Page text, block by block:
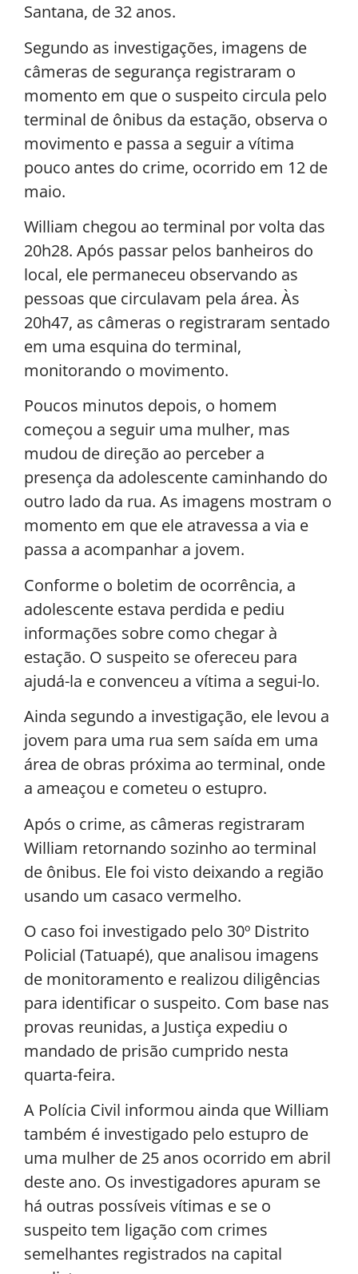
Santana, de 32 anos.
Segundo as investigações, imagens de
câmeras de segurança registraram o
momento em que o suspeito circula pelo
terminal de ônibus da estação, observa o
movimento e passa a seguir a vítima
pouco antes do crime, ocorrido em 12 de
maio.
William chegou ao terminal por volta das
20h28. Após passar pelos banheiros do
local, ele permaneceu observando as
pessoas que circulavam pela área. Às
20h47, as câmeras o registraram sentado
em uma esquina do terminal,
monitorando o movimento.
Poucos minutos depois, o homem
começou a seguir uma mulher, mas
mudou de direção ao perceber a
presença da adolescente caminhando do
outro lado da rua. As imagens mostram o
momento em que ele atravessa a via e
passa a acompanhar a jovem.
Conforme o boletim de ocorrência, a
adolescente estava perdida e pediu
informações sobre como chegar à
estação. O suspeito se ofereceu para
ajudá-la e convenceu a vítima a segui-lo.
Ainda segundo a investigação, ele levou a
jovem para uma rua sem saída em uma
área de obras próxima ao terminal, onde
a ameaçou e cometeu o estupro.
Após o crime, as câmeras registraram
William retornando sozinho ao terminal
de ônibus. Ele foi visto deixando a região
usando um casaco vermelho.
O caso foi investigado pelo 30º Distrito
Policial (Tatuapé), que analisou imagens
de monitoramento e realizou diligências
para identificar o suspeito. Com base nas
provas reunidas, a Justiça expediu o
mandado de prisão cumprido nesta
quarta-feira.
A Polícia Civil informou ainda que William
também é investigado pelo estupro de
uma mulher de 25 anos ocorrido em abril
deste ano. Os investigadores apuram se
há outras possíveis vítimas e se o
suspeito tem ligação com crimes
semelhantes registrados na capital